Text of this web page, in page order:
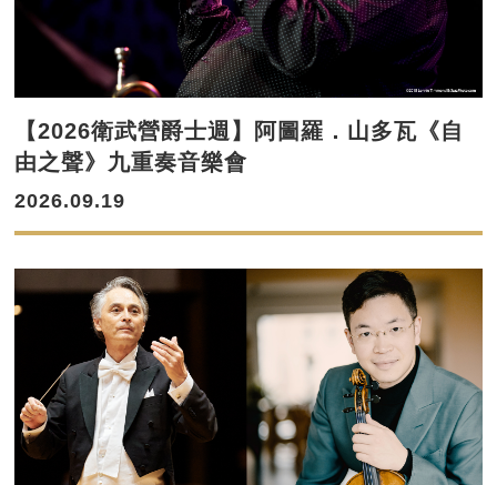
【2026衛武營爵士週】阿圖羅．山多瓦《自
由之聲》九重奏音樂會
2026.09.19